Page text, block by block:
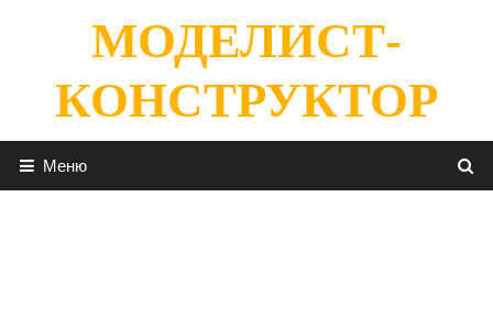
содержимомуМОДЕЛИСТ-
КОНСТРУКТОР
Меню